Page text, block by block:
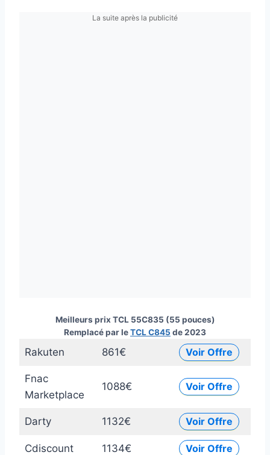
La suite après la publicité
Rakuten 861€ Voir Offre
Fnac
Marketplace
1088€ Voir Offre
Darty 1132€ Voir Offre
Cdiscount 1134€ Voir Offre
Meilleurs prix TCL 55C835 (55 pouces)
Remplacé par leTCL C845 de 2023